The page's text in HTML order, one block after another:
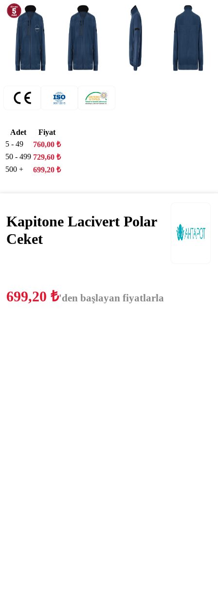
Adet
Fiyat
5 - 49
760,00 ₺
50 - 499 729,60 ₺
500 +
699,20 ₺
Kapitone Lacivert Polar
Ceket
699,20 ₺'den başlayan fiyatlarla